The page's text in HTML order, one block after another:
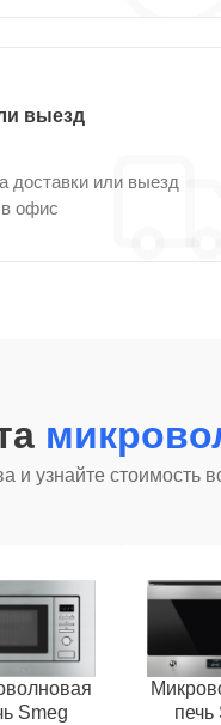
выезд
доставки или выезд
офис
и узнайте стоимость
Smeg
печь